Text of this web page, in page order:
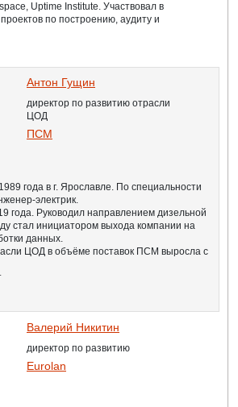
Uptime Institute. Участвовал в
по построению, аудиту и
Антон Гущин
директор по развитию отрасли
ЦОД
ПСМ
года в г. Ярославле. По специальности
электрик.
года. Руководил направлением дизельной
стал инициатором выхода компании на
данных.
ЦОД в объёме поставок ПСМ выросла с
Валерий Никитин
директор по развитию
Eurolan